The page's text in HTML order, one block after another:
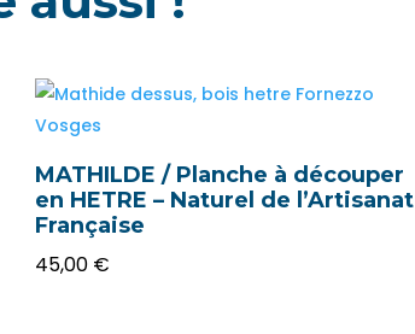
MATHILDE / Planche à découper
en HETRE – Naturel de l’Artisanat
Française
45,00 €